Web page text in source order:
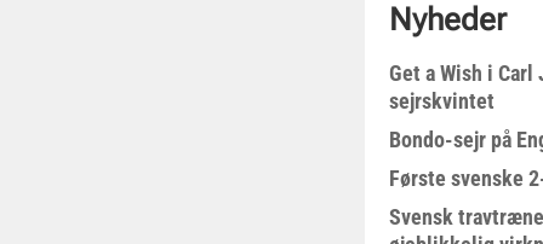
Nyheder
Get a Wish i Carl
sejrskvintet
Bondo-sejr på
Første svenske
Svensk